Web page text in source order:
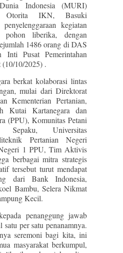
Indonesia (MURI)
Otorita IKN, Basuki
kegiatan
pohon liberika, dengan
1486 orang di DAS
Inti Pusat Pemerintahan
10/2025) .
berkat kolaborasi lintas
mulai dari Direktorat
Kementerian Pertanian,
Kutai Kartanegara dan
(PPU), Komunitas Petani
Universitas
Pertanian Negeri
1 PPU, Tim Aktivis
berbagai mitra strategis
tersebut turut mendapat
dari Bank Indonesia,
Bambu, Selera Nikmat
Kecil.
penanggung jawab
per satu penanamnya.
seremoni bagi kita, ini
masyarakat berkumpul,